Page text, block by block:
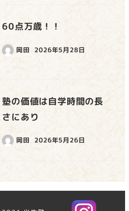
60点万歳！！
岡田 2026年5月28日
塾の価値は自学時間の長
さにあり
岡田 2026年5月26日